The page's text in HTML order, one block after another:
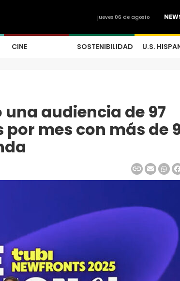
jueves 06 de agosto
CINE SOSTENIBILIDAD U.S.
audiencia de 97
mes con más de